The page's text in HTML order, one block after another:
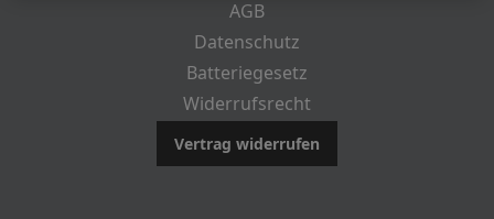
AGB
Datenschutz
Batteriegesetz
Widerrufsrecht
Vertrag widerrufen